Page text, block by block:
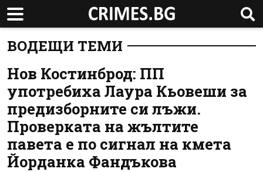
ВОДЕЩИ ТЕМИ
Нов Костинброд: ПП
употребиха Лаура Кьовеши за
предизборните си лъжи.
Проверката на жълтите
павета е по сигнал на кмета
Йорданка Фандъкова